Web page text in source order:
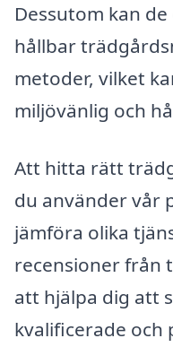
Dessutom kan
hållbar
metoder, vilket
miljövänlig och
Att hitta rätt
du använder vår
jämföra olika
recensioner från
att hjälpa dig att
kvalificerade och